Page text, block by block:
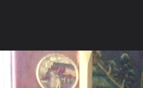
หน้าแรก เว็บบอร์ด มีอะไรใ
หมวดหมู่ มีอะไรใหม่ คอลเล็คชั่